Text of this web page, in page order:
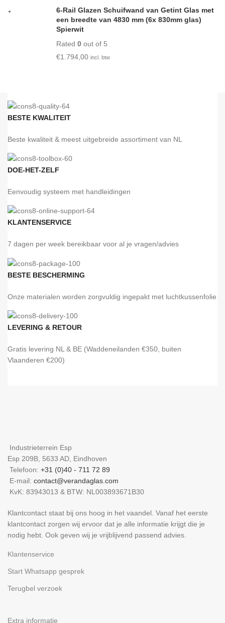
6-Rail Glazen Schuifwand van Getint Glas met
een breedte van 4830 mm (6x 830mm glas)
Spierwit
Rated 0 out of 5
€1.794,00 incl. btw
BESTE KWALITEIT
Beste kwaliteit & meest uitgebreide assortiment van NL
DOE-HET-ZELF
Eenvoudig systeem met handleidingen
KLANTENSERVICE
7 dagen per week bereikbaar voor al je vragen/advies
BESTE BESCHERMING
Onze materialen worden zorgvuldig ingepakt met luchtkussenfolie
LEVERING & RETOUR
Gratis levering NL & BE (Waddeneilanden €350, buiten
Vlaanderen €200)
Industrieterrein Esp
Esp 209B, 5633 AD, Eindhoven
Telefoon: +31 (0)40 - 711 72 89
E-mail: contact@verandaglas.com
KvK: 83943013 & BTW: NL003893671B30
Klantcontact staat bij ons hoog in het vaandel. Vanaf het eerste
klantcontact zorgen wij ervoor dat je alle informatie krijgt die je
nodig hebt. Ook geven wij je vrijblijvend passend advies.
Klantenservice
Start Whatsapp gesprek
Terugbel verzoek
Extra informatie